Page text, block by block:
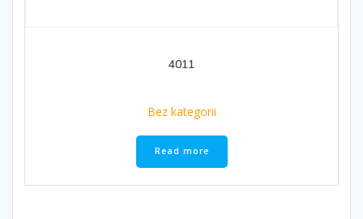
4011
Bez kategorii
Read more